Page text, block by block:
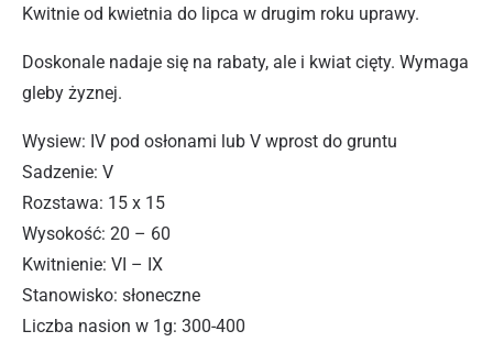
Kwitnie od kwietnia do lipca w drugim roku uprawy.
Doskonale nadaje się na rabaty, ale i kwiat cięty. Wymaga
gleby żyznej.
Wysiew: IV pod osłonami lub V wprost do gruntu
Sadzenie: V
Rozstawa: 15 x 15
Wysokość: 20 – 60
Kwitnienie: VI – IX
Stanowisko: słoneczne
Liczba nasion w 1g: 300-400